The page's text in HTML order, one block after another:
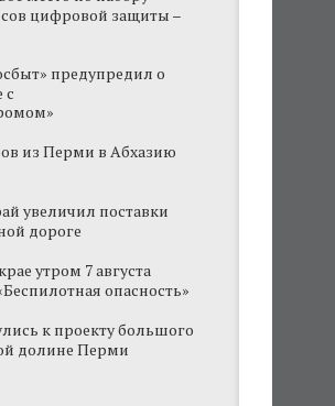
цифровой защиты –
предупредил о
с
из Перми в Абхазию
увеличил поставки
дороге
утром 7 августа
опасность»
к проекту большого
долине Перми